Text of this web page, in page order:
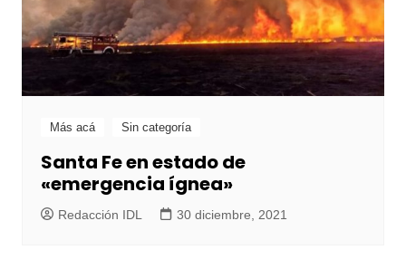
Más acá Sin categoría
Santa Fe en estado de
«emergencia ígnea»
Redacción IDL 30 diciembre, 2021